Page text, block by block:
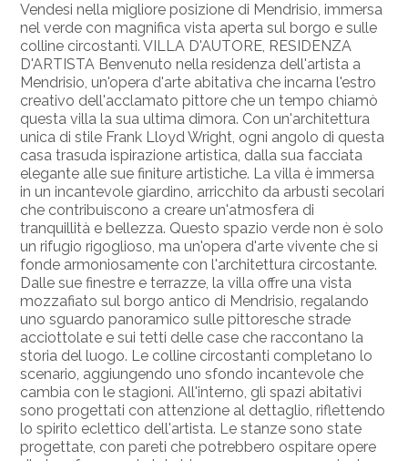
Vendesi nella migliore posizione di Mendrisio, immersa
nel verde con magnifica vista aperta sul borgo e sulle
colline circostanti. VILLA D'AUTORE, RESIDENZA
D'ARTISTA Benvenuto nella residenza dell'artista a
Mendrisio, un'opera d'arte abitativa che incarna l'estro
creativo dell'acclamato pittore che un tempo chiamò
questa villa la sua ultima dimora. Con un'architettura
unica di stile Frank Lloyd Wright, ogni angolo di questa
casa trasuda ispirazione artistica, dalla sua facciata
elegante alle sue finiture artistiche. La villa è immersa
in un incantevole giardino, arricchito da arbusti secolari
che contribuiscono a creare un'atmosfera di
tranquillità e bellezza. Questo spazio verde non è solo
un rifugio rigoglioso, ma un'opera d'arte vivente che si
fonde armoniosamente con l'architettura circostante.
Dalle sue finestre e terrazze, la villa offre una vista
mozzafiato sul borgo antico di Mendrisio, regalando
uno sguardo panoramico sulle pittoresche strade
acciottolate e sui tetti delle case che raccontano la
storia del luogo. Le colline circostanti completano lo
scenario, aggiungendo uno sfondo incantevole che
cambia con le stagioni. All'interno, gli spazi abitativi
sono progettati con attenzione al dettaglio, riflettendo
lo spirito eclettico dell'artista. Le stanze sono state
progettate, con pareti che potrebbero ospitare opere